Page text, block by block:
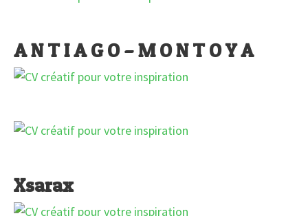
A N T I A G O – M O N T O Y A
Xsarax